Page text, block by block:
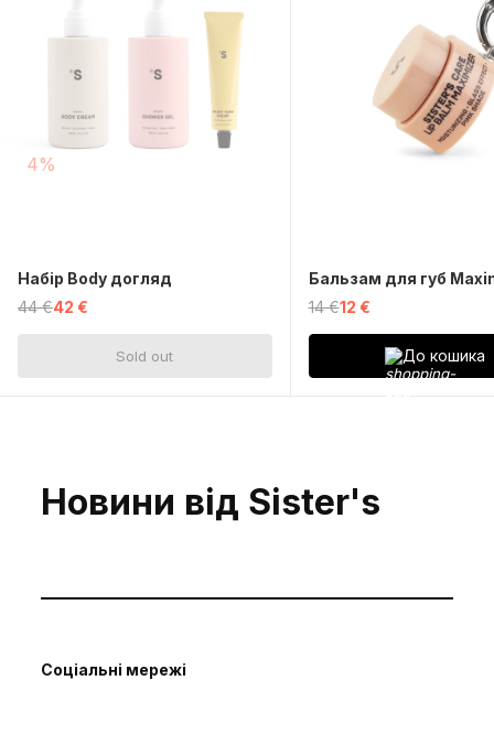
4%
Набір Body догляд
44 €42 €
Sold out
Бальзам для губ
14 €12 €
До кошика
Новини від Sister's
Соціальні мережі